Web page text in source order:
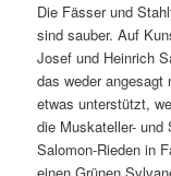
Die Fässer und
sind sauber. Auf
Josef und Heinrich
das weder
etwas unterstützt,
die Muskateller- und
Salomon-Rieden in